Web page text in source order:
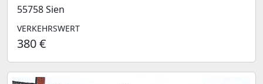
55758 Sien
VERKEHRSWERT
380 €